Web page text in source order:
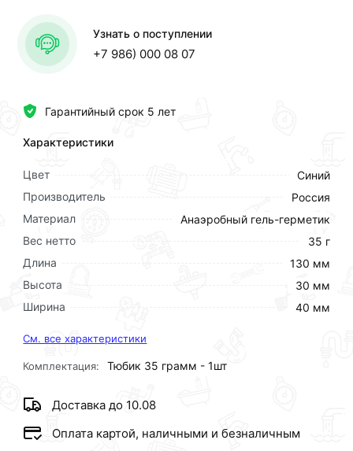
Гарантийный срок 5 лет
Характеристики
Цвет
Синий
Производитель
Россия
Материал
Анаэробный гель-герметик
Вес нетто
35 г
Длина
130 мм
Высота
30 мм
Ширина
40 мм
См. все характеристики
Комплектация: Тюбик 35 грамм - 1шт
Доставка до 10.08
Оплата картой, наличными и безналичным
Узнать о поступлении
+7 986) 000 08 07